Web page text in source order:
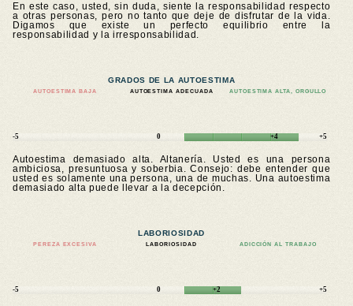
En este caso, usted, sin duda, siente la responsabilidad respecto
a otras personas, pero no tanto que deje de disfrutar de la vida.
Digamos que existe un perfecto equilibrio entre la
responsabilidad y la irresponsabilidad.
GRADOS DE LA AUTOESTIMA
AUTOESTIMA BAJA AUTOESTIMA ADECUADA AUTOESTIMA ALTA, ORGULLO
-5 0 +4 +5
Autoestima demasiado alta. Altanería. Usted es una persona
ambiciosa, presuntuosa y soberbia. Consejo: debe entender que
usted es solamente una persona, una de muchas. Una autoestima
demasiado alta puede llevar a la decepción.
LABORIOSIDAD
PEREZA EXCESIVA LABORIOSIDAD ADICCIÓN AL TRABAJO
-5 0 +2 +5